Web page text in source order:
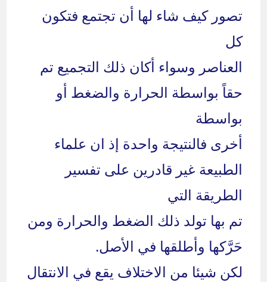
تصور كيف شاء لها أن تجتمع فتكون
كل
العناصر وسواء أكان ذلك التجميع تم
حقاً بواسطة الحرارة والضغط أو
بواسطة
أخرى فالنتيجة واحدة إذ ان علماء
الطبيعة غير قادرين على تفسير
الطريقة التي
تم بها تولد ذلك الضغط والحرارة ومن
حَرَّكها وأطلقها في الأصل.
لكن شيئا من الاختلاف يقع في الانتقال